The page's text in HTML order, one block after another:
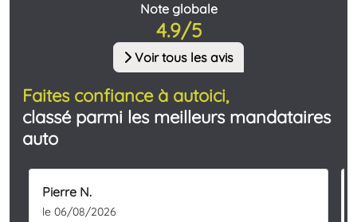
Note globale
4.9/5
Voir tous les avis
Faites confiance à autoici,
classé parmi les meilleurs mandataires
auto
Pierre N.
le 06/08/2026